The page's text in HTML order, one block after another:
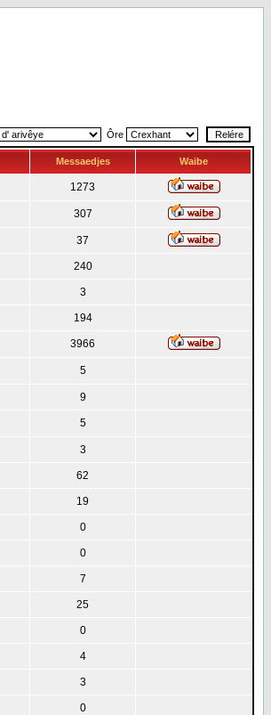
Ôre
Messaedjes Waibe
1273
307
37
240
3
194
3966
5
9
5
3
62
19
0
0
7
25
0
4
3
0